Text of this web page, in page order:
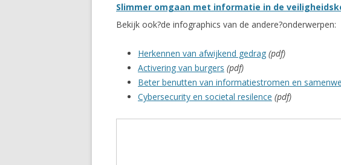
Slimmer omgaan met informatie in de
Bekijk ook?de infographics van de andere?onderwerpen:
Herkennen van afwijkend gedrag (pdf)
Activering van burgers (pdf)
Beter benutten van informatiestromen en
Cybersecurity en societal resilence (pdf)